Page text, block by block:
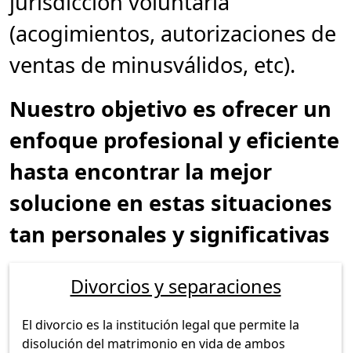
(acogimientos, autorizaciones de
ventas de minusválidos, etc).
Nuestro objetivo es ofrecer un
enfoque profesional y eficiente
hasta encontrar la mejor
solucione en estas situaciones
tan personales y significativas
Divorcios y separaciones
El divorcio es la institución legal que permite la
disolución del matrimonio en vida de ambos